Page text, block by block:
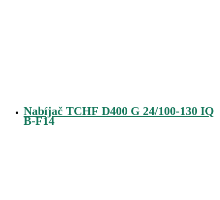
Nabíjač TCHF D400 G 24/100-130 IQ
B-F14